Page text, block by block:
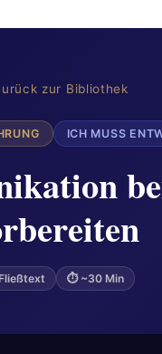
zur Bibliothek
ICH MUSS
⏱ ~30 Min